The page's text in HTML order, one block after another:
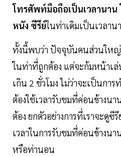
โทรศัพท์มือถือเป็นเวลานาน
หนัง ซีรีย์ในท่าเดิมเป็นเวลา
ทั้งนี้พบว่า ปัจจุบันคนส่วนให
ในท่าที่ถูกต้อง แต่จะก้มหน้าเ
เกิน 2 ชั่วโมง ไม่ว่าจะเป็นการ
ต้องใช้เวลารับชมที่ค่อนข้างน
ต้อง ยกตัวอย่างการที่เราจะดูซี
เวลาในการรับชมที่ค่อนข้างนา
หรือท่านอน